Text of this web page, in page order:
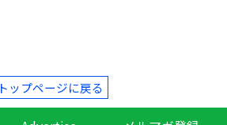
トップページに戻る